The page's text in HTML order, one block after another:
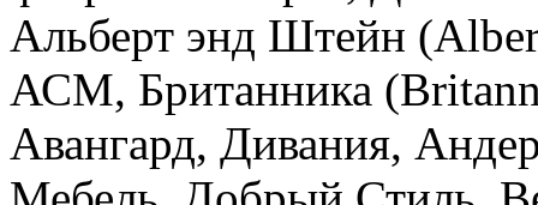
Альберт энд Штейн
АСМ, Британника
Авангард, Дивания,